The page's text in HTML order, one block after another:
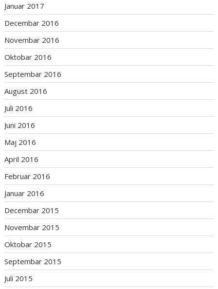
Januar 2017
Decembar 2016
Novembar 2016
Oktobar 2016
Septembar 2016
August 2016
Juli 2016
Juni 2016
Maj 2016
April 2016
Februar 2016
Januar 2016
Decembar 2015
Novembar 2015
Oktobar 2015
Septembar 2015
Juli 2015